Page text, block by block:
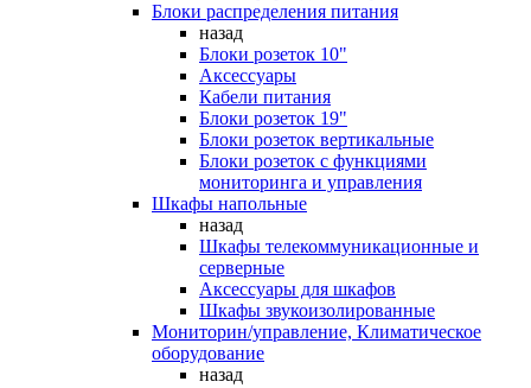
Блоки распределения питания
назад
Блоки розеток 10"
Аксессуары
Кабели питания
Блоки розеток 19"
Блоки розеток вертикальные
Блоки розеток с функциями
мониторинга и управления
Шкафы напольные
назад
Шкафы телекоммуникационные и
серверные
Аксессуары для шкафов
Шкафы звукоизолированные
Мониторин/управление, Климатическое
оборудование
назад